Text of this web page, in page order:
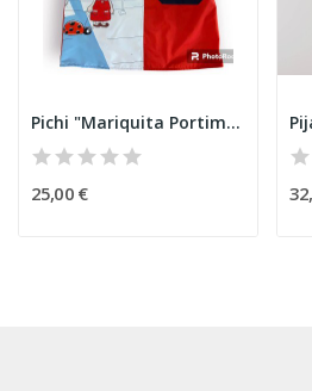
Pichi "Mariquita Portimão"
25,00 €